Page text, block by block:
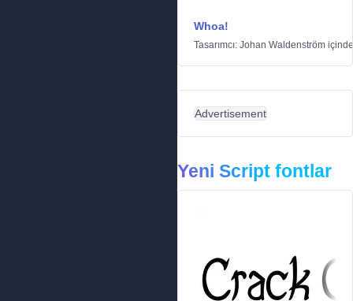
Whoa!
Tasarımcı: Johan Waldenström
Advertisement
Yeni Script fontlar